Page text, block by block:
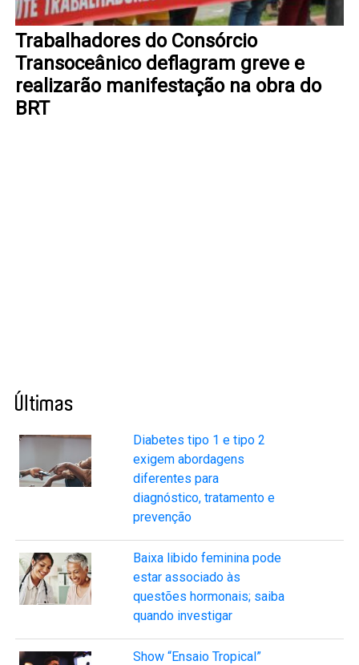
Trabalhadores do Consórcio
Transoceânico deflagram greve e
realizarão manifestação na obra do
BRT
Últimas
Diabetes tipo 1 e tipo 2
exigem abordagens
diferentes para
diagnóstico, tratamento e
prevenção
Baixa libido feminina pode
estar associado às
questões hormonais; saiba
quando investigar
Show “Ensaio Tropical”